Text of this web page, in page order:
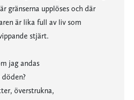
gränserna upplöses och där
är lika full av liv som
stjärt.
jag andas
överstrukna,